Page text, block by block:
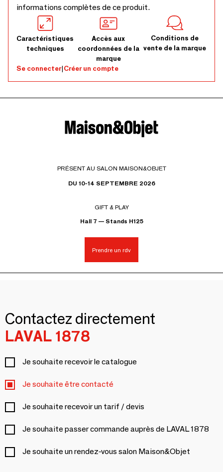
informations complètes de ce produit.
Caractéristiques
techniques
Accès aux
coordonnées de la
marque
Conditions de
vente de la marque
Se connecter|Créer un compte
PRÉSENT AU SALON MAISON&OBJET
DU 10-14 SEPTEMBRE 2026
GIFT & PLAY
Hall 7 — Stands H125
Prendre un rdv
Contactez directement
LAVAL 1878
Je souhaite recevoir le catalogue
Je souhaite être contacté
Je souhaite recevoir un tarif / devis
Je souhaite passer commande auprès de LAVAL 1878
Je souhaite un rendez-vous salon Maison&Objet